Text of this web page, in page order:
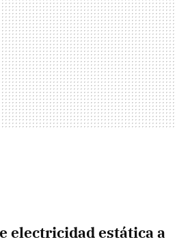
electricidad estática a